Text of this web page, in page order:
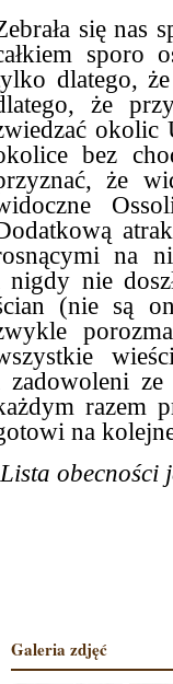
się nas
sporo
dlatego,
że
okolic
bez
że
na
nigdy nie
(nie są
zadowoleni ze
razem
na
Lista
Galeria zdjęć